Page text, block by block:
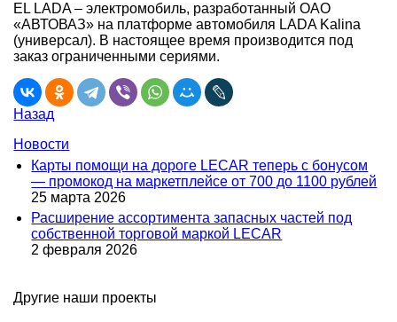
EL LADA – электромобиль, разработанный ОАО
«АВТОВАЗ» на платформе автомобиля LADA Kalina
(универсал). В настоящее время производится под
заказ ограниченными сериями.
Назад
Новости
Карты помощи на дороге LECAR теперь с бонусом
— промокод на маркетплейсе от 700 до 1100 рублей
25 марта 2026
Расширение ассортимента запасных частей под
собственной торговой маркой LECAR
2 февраля 2026
Другие наши проекты